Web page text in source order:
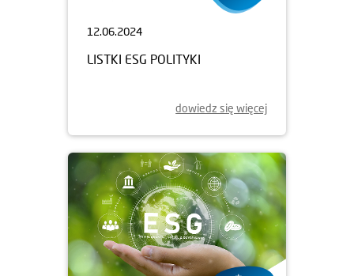
12.06.2024
LISTKI ESG POLITYKI
dowiedz się więcej